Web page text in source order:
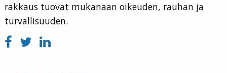
rakkaus tuovat mukanaan oikeuden, rauhan ja
turvallisuuden.